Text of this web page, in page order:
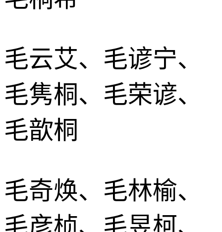
毛云艾、毛谚宁、
毛隽桐、毛荣谚、
毛歆桐
毛奇焕、毛林榆、
毛彦桢、毛昱柯、